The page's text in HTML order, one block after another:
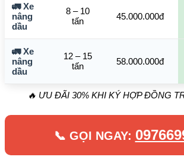
🔥 ƯU ĐÃI 30% KHI KÝ HỢP ĐỒNG
🚛 Xe
nâng
dầu
8 – 10
tấn
45.000.000đ
🚛 Xe
nâng
dầu
12 – 15
tấn
58.000.000đ
📞 GỌI NGAY: